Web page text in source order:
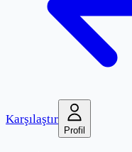
Karşılaştır
Profil